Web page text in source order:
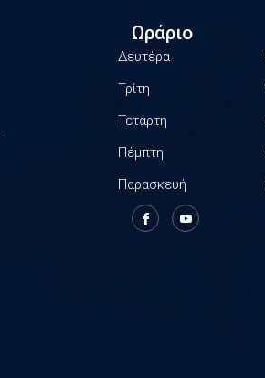
Ωράριο
Δευτέρα
Τρίτη
Τετάρτη
Πέμπτη
Παρασκευή